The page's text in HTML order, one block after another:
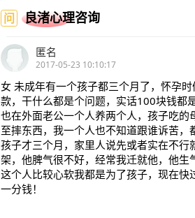
问 良渚心理咨询
匿名
2017-05-23 10:10:17
女 未成年有一个孩子都三个月了，怀孕
款，干什么都是个问题，实话100块钱都
也在外面老公一个人养两个人，孩子吃
至摔东西，我一个人也不知道跟谁诉苦，
孩子才三个月，家里人说先或者实在不
架，他脾气很不好，经常我迁就他，他
这个人比较心软我都是为了孩子，现在
一分钱！